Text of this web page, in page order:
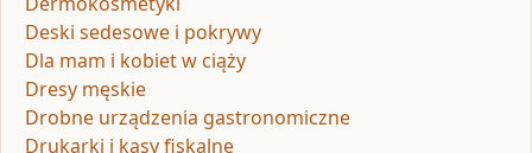
Deski sedesowe i pokrywy
Dla mam i kobiet w ciąży
Dresy męskie
Drobne urządzenia gastronomiczne
Drukarki i kasy fiskalne